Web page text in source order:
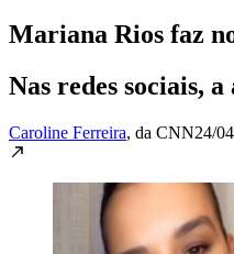
Mariana Rios faz
Nas redes sociais,
Caroline Ferreira, da CNN24/